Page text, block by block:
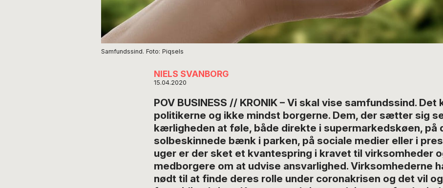
Samfundssind. Foto: Piqsels
NIELS SVANBORG
15.04.2020
POV BUSINESS // KRONIK – Vi skal vise samfundssind.
politikerne og ikke mindst borgerne. Dem, der sætter sig
kærligheden at føle, både direkte i supermarkedskøen, på
solbeskinnede bænk i parken, på sociale medier eller i
uger er der sket et kvantespring i kravet til virksomheder
medborgere om at udvise ansvarlighed. Virksomhederne
nødt til at finde deres rolle under coronakrisen og det vil